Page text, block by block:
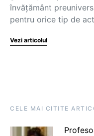
învățământ
pentru orice tip de
Vezi articolul
CELE MAI CITITE